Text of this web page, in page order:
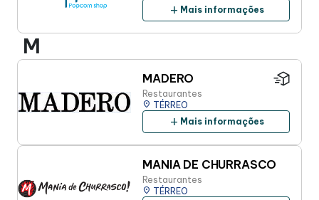
add Mais informações
M
MADERO
Restaurantes
place TÉRREO
add Mais informações
MANIA DE CHURRASCO
Restaurantes
place TÉRREO